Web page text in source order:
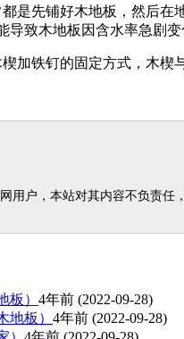
是先铺好木地板，然后
致木地板因含水率急剧变
加铁钉的固定方式，木楔
用户，本站对其内容不负责
板） 4年前 (2022-09-28)
地板） 4年前 (2022-09-28)